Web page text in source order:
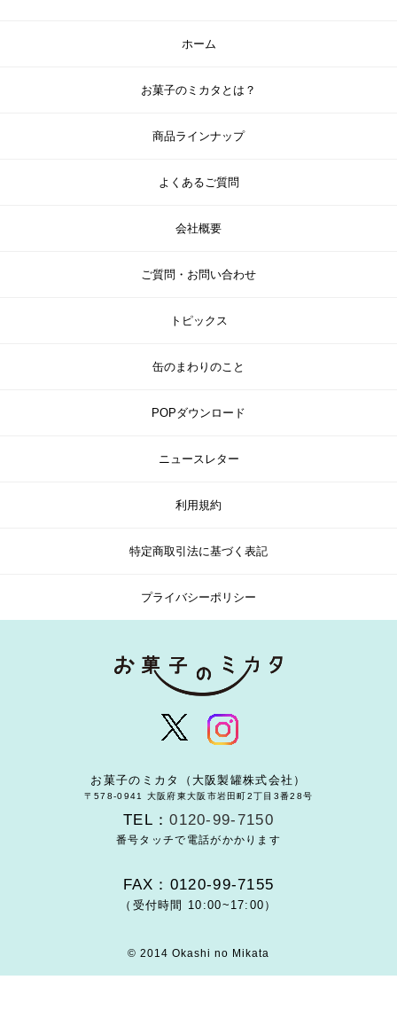
ホーム
お菓子のミカタとは？
商品ラインナップ
よくあるご質問
会社概要
ご質問・お問い合わせ
トピックス
缶のまわりのこと
POPダウンロード
ニュースレター
利用規約
特定商取引法に基づく表記
プライバシーポリシー
お菓子のミカタ（大阪製罐株式会社）
〒578-0941 大阪府東大阪市岩田町2丁目3番28号
TEL：0120-99-7150
番号タッチで電話がかかります
FAX：0120-99-7155
（受付時間 10:00~17:00）
© 2014 Okashi no Mikata